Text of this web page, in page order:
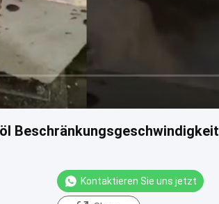
Beschränkungsgeschwindigkeit
Kontaktieren Sie uns jetzt